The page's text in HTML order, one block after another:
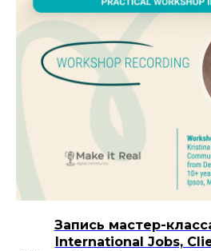
Запись мастер-
International Jobs,